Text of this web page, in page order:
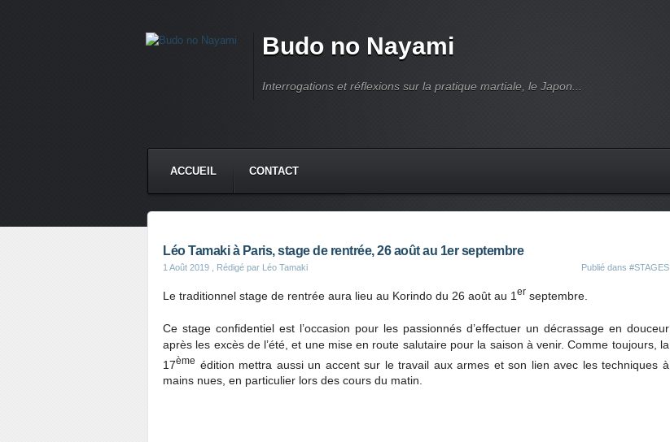
Budo no Nayami
Interrogations et réflexions sur la pratique martiale, le Japon...
ACCUEIL CONTACT
Léo Tamaki à Paris, stage de rentrée, 26 août au 1er septembre
1 Août 2019 , Rédigé par Léo Tamaki Publié dans #STAGES
Le traditionnel stage de rentrée aura lieu au Korindo du 26 août au 1 er septembre.
Ce stage confidentiel est l’occasion pour les passionnés d’effectuer un décrassage en douceur
après les excès de l’été, et une mise en route salutaire pour la saison à venir. Comme toujours, la
17ème édition mettra aussi un accent sur le travail aux armes et son lien avec les techniques à
mains nues, en particulier lors des cours du matin.